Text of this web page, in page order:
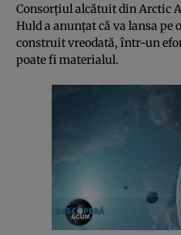
Consorțiul alcătuit din Arctic
Huld a anunțat că va lansa
construit vreodată, într-un
poate fi materialul.